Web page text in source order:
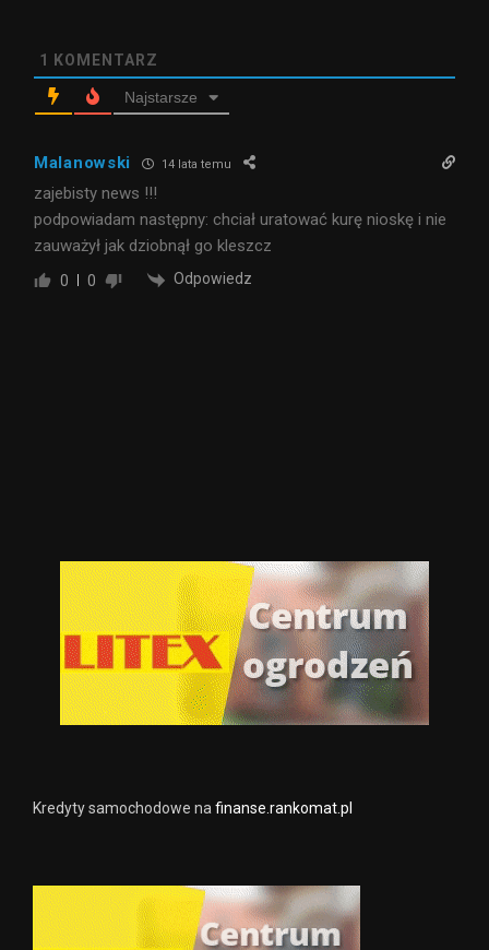
1 KOMENTARZ
Najstarsze
Malanowski 14 lata temu
zajebisty news !!!
podpowiadam następny: chciał uratować kurę nioskę i nie
zauważył jak dziobnął go kleszcz
0 0 Odpowiedz
Kredyty samochodowe na finanse.rankomat.pl